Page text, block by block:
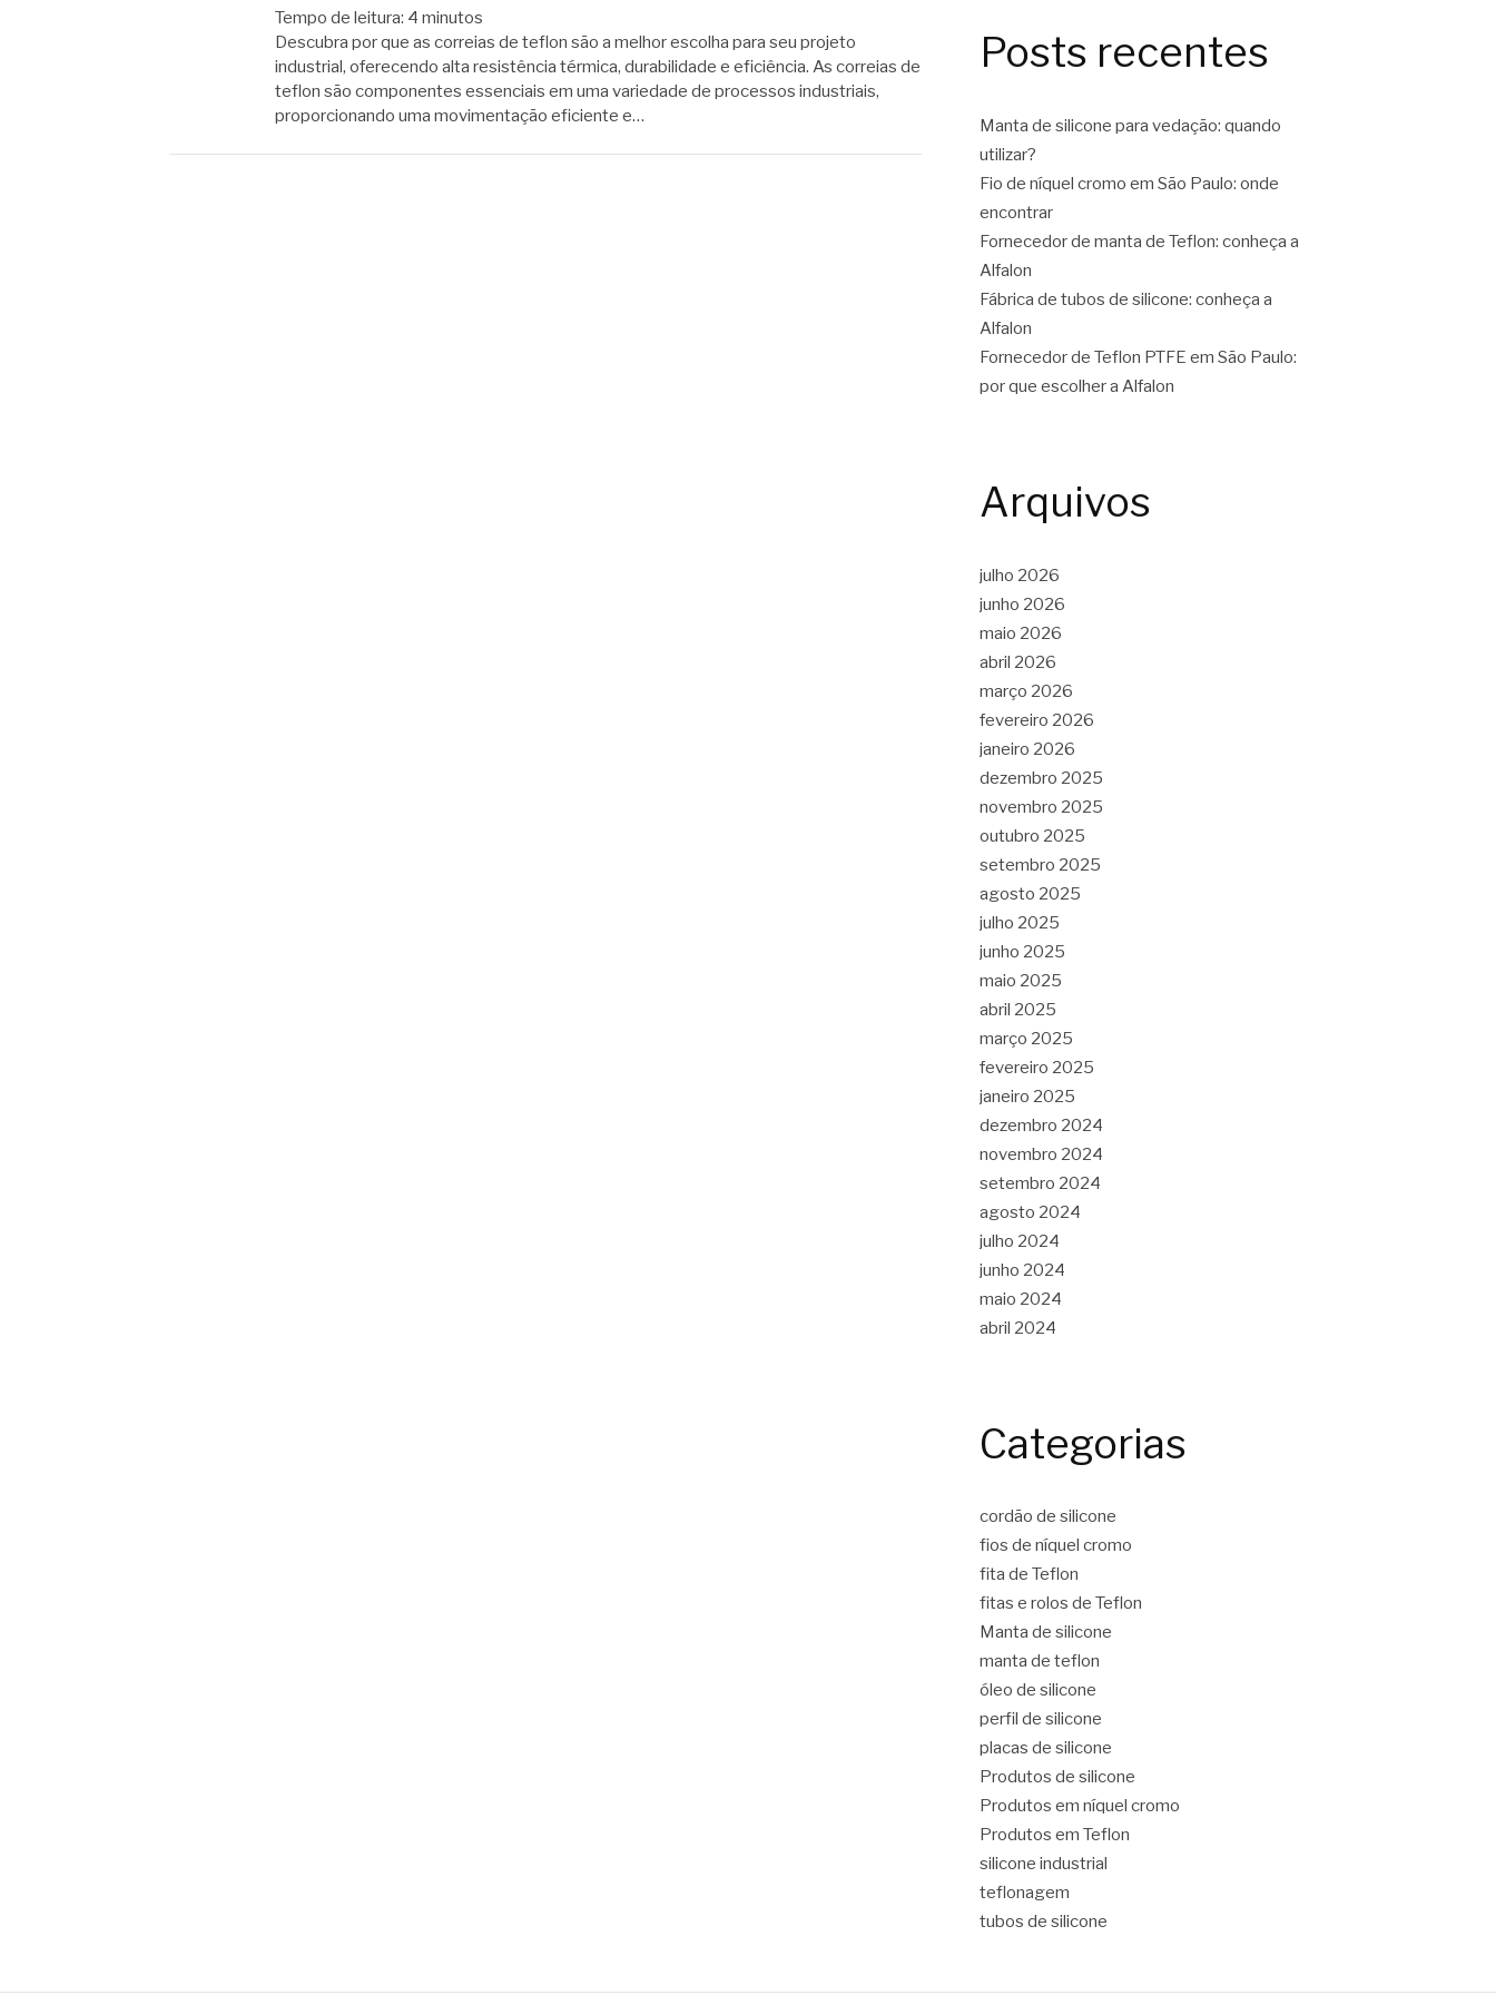
Tempo de leitura: 4 minutos
Descubra por que as correias de teflon são a melhor escolha para seu projeto
industrial, oferecendo alta resistência térmica, durabilidade e eficiência. As correias de
teflon são componentes essenciais em uma variedade de processos industriais,
proporcionando uma movimentação eficiente e…
Posts recentes
Manta de silicone para vedação: quando
utilizar?
Fio de níquel cromo em São Paulo: onde
encontrar
Fornecedor de manta de Teflon: conheça a
Alfalon
Fábrica de tubos de silicone: conheça a
Alfalon
Fornecedor de Teflon PTFE em São Paulo:
por que escolher a Alfalon
Arquivos
julho 2026
junho 2026
maio 2026
abril 2026
março 2026
fevereiro 2026
janeiro 2026
dezembro 2025
novembro 2025
outubro 2025
setembro 2025
agosto 2025
julho 2025
junho 2025
maio 2025
abril 2025
março 2025
fevereiro 2025
janeiro 2025
dezembro 2024
novembro 2024
setembro 2024
agosto 2024
julho 2024
junho 2024
maio 2024
abril 2024
Categorias
cordão de silicone
fios de níquel cromo
fita de Teflon
fitas e rolos de Teflon
Manta de silicone
manta de teflon
óleo de silicone
perfil de silicone
placas de silicone
Produtos de silicone
Produtos em níquel cromo
Produtos em Teflon
silicone industrial
teflonagem
tubos de silicone